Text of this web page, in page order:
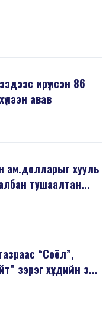
ирүүлсэн 86
авав
ам.долларыг хууль
тушаалтан...
“Соёл”,
зэрэг хүүхдийн з...